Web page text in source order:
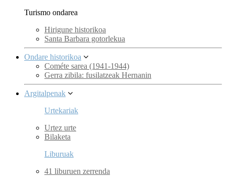
Turismo ondarea
Hirigune historikoa
Santa Barbara gotorlekua
Ondare historikoa
Cométe sarea (1941-1944)
Gerra zibila: fusilatzeak Hernanin
Argitalpenak
Urtekariak
Urtez urte
Bilaketa
Liburuak
41 liburuen zerrenda